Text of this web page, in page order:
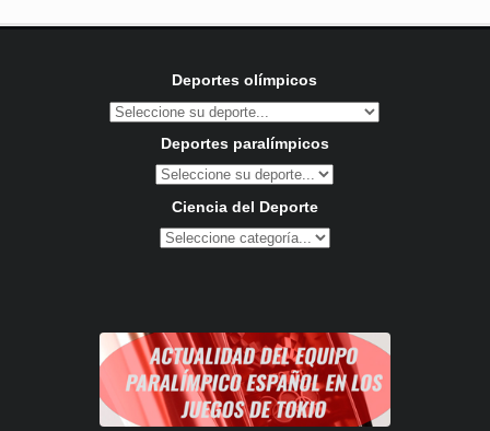
Deportes olímpicos
Deportes paralímpicos
Ciencia del Deporte